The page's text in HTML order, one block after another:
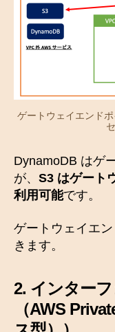
ゲートウェイエンド
DynamoDB はゲ
が、 S3 はゲート
利用可能です。
ゲートウェイエ
きます。
2. インター
（AWS